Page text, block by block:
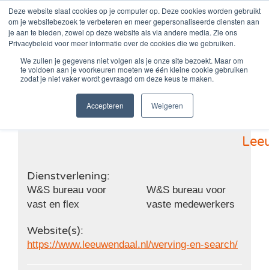
Deze website slaat cookies op je computer op. Deze cookies worden gebruikt
om je websitebezoek te verbeteren en meer gepersonaliseerde diensten aan
je aan te bieden, zowel op deze website als via andere media. Zie ons
Privacybeleid voor meer informatie over de cookies die we gebruiken.
We zullen je gegevens niet volgen als je onze site bezoekt. Maar om
te voldoen aan je voorkeuren moeten we één kleine cookie gebruiken
zodat je niet vaker wordt gevraagd om deze keus te maken.
Accepteren Weigeren
Zum
Inhalt
springen
Leeuwendaal
Dienstverlening:
W&S bureau voor
vast en flex
W&S bureau voor
vaste medewerkers
Website(s):
https://www.leeuwendaal.nl/werving-en-search/